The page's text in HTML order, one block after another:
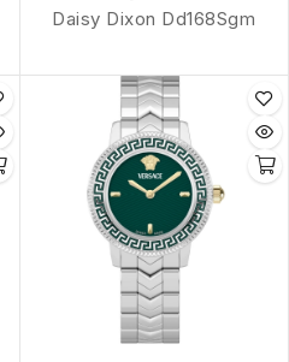
Daisy Dixon Dd168Sgm